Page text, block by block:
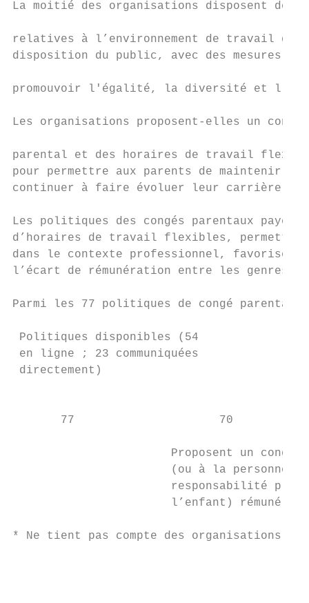
La moitié des organisations
relatives à l’environnement de travail
disposition du public, avec des
promouvoir l'égalité, la diversité et
Les organisations proposent-elles
parental et des horaires de travail
pour permettre aux parents de
continuer à faire évoluer leur
Les politiques des congés parentaux payés
d’horaires de travail flexibles, permettent
dans le contexte professionnel,
l’écart de rémunération entre les genres
Parmi les 77 politiques de congé parental
Politiques disponibles (54
en ligne ; 23 communiquées
directement)
77                     70
Proposent un congé
(ou à la personne
responsabilité
l’enfant)
* Ne tient pas compte des organisations